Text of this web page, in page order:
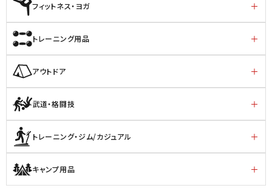
フィットネス・ヨガ
トレーニング用品
アウトドア
武道・格闘技
トレーニング・ジム/カジュアル
キャンプ用品